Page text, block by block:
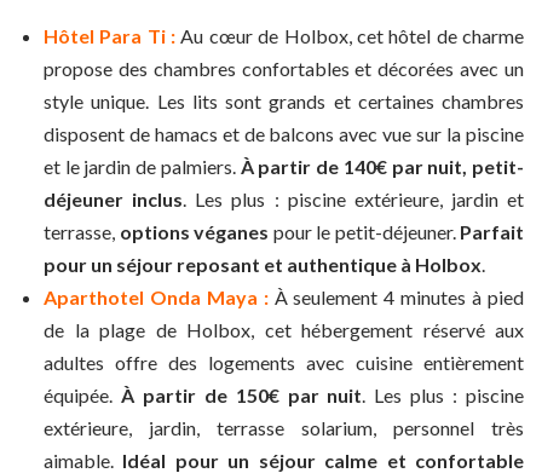
Hôtel Para Ti : Au cœur de Holbox, cet hôtel de charme
propose des chambres confortables et décorées avec un
style unique. Les lits sont grands et certaines chambres
disposent de hamacs et de balcons avec vue sur la piscine
et le jardin de palmiers. À partir de 140€ par nuit, petit-
déjeuner inclus. Les plus : piscine extérieure, jardin et
terrasse, options véganes pour le petit-déjeuner. Parfait
pour un séjour reposant et authentique à Holbox.
Aparthotel Onda Maya :À seulement 4 minutes à pied
de la plage de Holbox, cet hébergement réservé aux
adultes offre des logements avec cuisine entièrement
équipée. À partir de 150€ par nuit. Les plus : piscine
extérieure, jardin, terrasse solarium, personnel très
aimable. Idéal pour un séjour calme et confortable